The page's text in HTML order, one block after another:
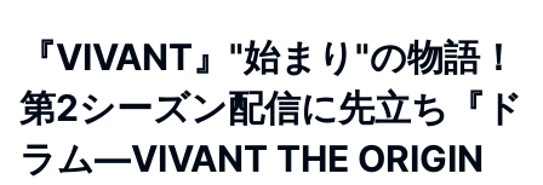
『VIVANT』"始まり"の物語！
第2シーズン配信に先立ち『ド
ラム―VIVANT THE ORIGIN